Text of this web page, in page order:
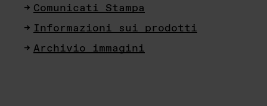
Comunicati Stampa
Informazioni sui prodotti
Archivio immagini